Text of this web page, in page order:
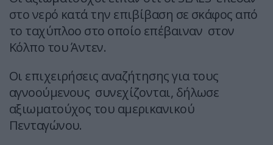
στο νερό κατά την επιβίβαση σε σκάφος από
το ταχύπλοο στο οποίο επέβαιναν στον
Κόλπο του Άντεν.
Οι επιχειρήσεις αναζήτησης για τους
αγνοούμενους συνεχίζονται, δήλωσε
αξιωματούχος του αμερικανικού
Πενταγώνου.